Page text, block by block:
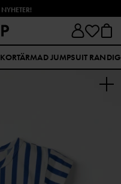
KORTÄRMAD JUMPSUIT RANDIG